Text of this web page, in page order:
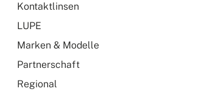
Kontaktlinsen
LUPE
Marken & Modelle
Partnerschaft
Regional